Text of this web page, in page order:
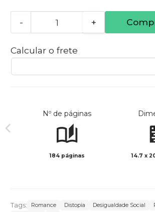
- +
Calcular o frete
Nº de páginas
184 páginas 14.7 x
Tags: Romance Distopia Desigualdade Social